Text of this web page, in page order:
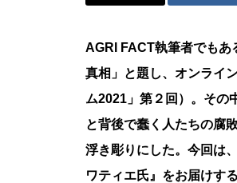
AGRI FACT執筆者でもあ
真相」と題し、オンライ
ム2021」第２回）。その
と背後で蠢く人たちの腐
浮き彫りにした。今回は
ワティエ氏』をお届けす